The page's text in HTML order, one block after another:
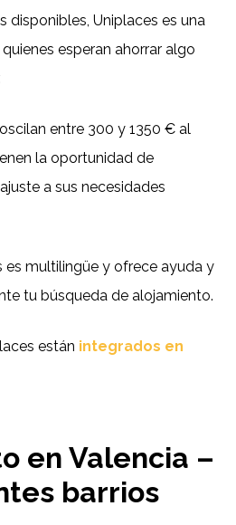
disponibles, Uniplaces es una
esperan ahorrar algo
entre 300 y 1350 € al
la oportunidad de
a sus necesidades
es multilingüe y ofrece ayuda y
tu búsqueda de alojamiento.
están integrados en
en Valencia –
barrios